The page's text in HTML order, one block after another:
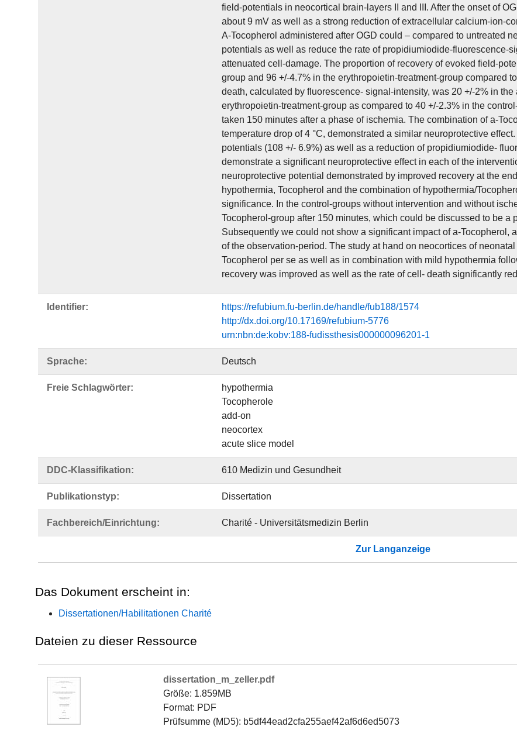
field-potentials in neocortical brain-layers II and III. After the onset of
about 9 mV as well as a strong reduction of extracellular calcium-ion-
A-Tocopherol administered after OGD could – compared to untreated
potentials as well as reduce the rate of propidiumiodide-fluorescence-
attenuated cell-damage. The proportion of recovery of evoked field-
group and 96 +/-4.7% in the erythropoietin-treatment-group compared
death, calculated by fluorescence- signal-intensity, was 20 +/-2% in
erythropoietin-treatment-group as compared to 40 +/-2.3% in the
taken 150 minutes after a phase of ischemia. The combination of a-
temperature drop of 4 °C, demonstrated a similar neuroprotective
potentials (108 +/- 6.9%) as well as a reduction of propidiumiodide-
demonstrate a significant neuroprotective effect in each of the
neuroprotective potential demonstrated by improved recovery at the
hypothermia, Tocopherol and the combination of hypothermia/
significance. In the control-groups without intervention and without
Tocopherol-group after 150 minutes, which could be discussed to be a
Subsequently we could not show a significant impact of a-Tocopherol,
of the observation-period. The study at hand on neocortices of
Tocopherol per se as well as in combination with mild hypothermia
recovery was improved as well as the rate of cell- death significantly
Identifier:
https://refubium.fu-berlin.de/handle/fub188/1574
http://dx.doi.org/10.17169/refubium-5776
urn:nbn:de:kobv:188-fudissthesis000000096201-1
Sprache: Deutsch
Freie Schlagwörter:
hypothermia
Tocopherole
add-on
neocortex
acute slice model
DDC-Klassifikation: 610 Medizin und Gesundheit
Publikationstyp: Dissertation
Fachbereich/Einrichtung: Charité - Universitätsmedizin Berlin
Zur Langanzeige
Das Dokument erscheint in:
Dissertationen/Habilitationen Charité
Dateien zu dieser Ressource
dissertation_m_zeller.pdf
Größe: 1.859MB
Format: PDF
Prüfsumme (MD5): b5df44ead2cfa255aef42af6d6ed5073